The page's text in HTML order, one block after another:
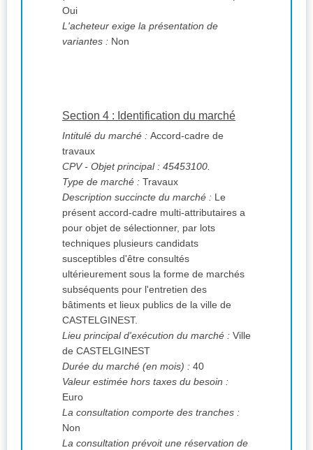
Oui
L'acheteur exige la présentation de
variantes : Non
Section 4 : Identification du marché
Intitulé du marché : Accord-cadre de
travaux
CPV- Objet principal : 45453100.
Type de marché : Travaux
Description succincte du marché : Le
présent accord-cadre multi-attributaires a
pour objet de sélectionner, par lots
techniques plusieurs candidats
susceptibles d'être consultés
ultérieurement sous la forme de marchés
subséquents pour l'entretien des
bâtiments et lieux publics de la ville de
CASTELGINEST.
Lieu principal d'exécution du marché : Ville
de CASTELGINEST
Durée du marché (en mois) : 40
Valeur estimée hors taxes du besoin :
Euro
La consultation comporte des tranches :
Non
La consultation prévoit une réservation de